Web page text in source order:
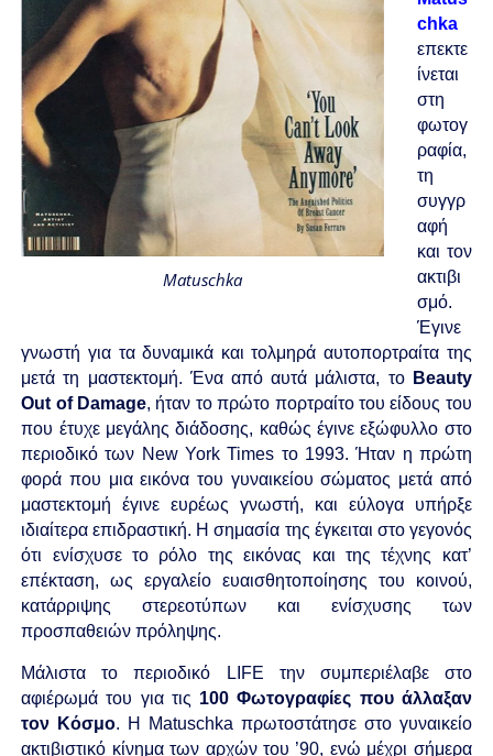
Matuschka
chka
επεκτε
ίνεται
στη
φωτογ
ραφία,
τη
συγγρ
αφή
και τον
ακτιβι
σμό.
Έγινε
γνωστή για τα δυναμικά και τολμηρά αυτοπορτραίτα της
μετά τη μαστεκτομή. Ένα από αυτά μάλιστα, το Beauty
Out of Damage, ήταν το πρώτο πορτραίτο του είδους του
που έτυχε μεγάλης διάδοσης, καθώς έγινε εξώφυλλο στο
περιοδικό των New York Times το 1993. Ήταν η πρώτη
φορά που μια εικόνα του γυναικείου σώματος μετά από
μαστεκτομή έγινε ευρέως γνωστή, και εύλογα υπήρξε
ιδιαίτερα επιδραστική. Η σημασία της έγκειται στο γεγονός
ότι ενίσχυσε το ρόλο της εικόνας και της τέχνης κατ’
επέκταση, ως εργαλείο ευαισθητοποίησης του κοινού,
κατάρριψης στερεοτύπων και ενίσχυσης των
προσπαθειών πρόληψης.
Μάλιστα το περιοδικό LIFE την συμπεριέλαβε στο
αφιέρωμά του για τις 100 Φωτογραφίες που άλλαξαν
τον Κόσμο. Η Matuschka πρωτοστάτησε στο γυναικείο
ακτιβιστικό κίνημα των αρχών του ’90, ενώ μέχρι σήμερα